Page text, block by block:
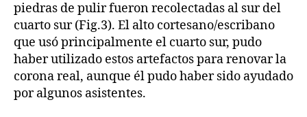
piedras de pulir fueron recolectadas al sur del
cuarto sur (Fig.3). El alto cortesano/escribano
que usó principalmente el cuarto sur, pudo
haber utilizado estos artefactos para renovar la
corona real, aunque él pudo haber sido ayudado
por algunos asistentes.